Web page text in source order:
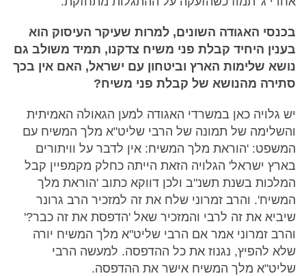
בכנסי האגודה השונים, למרות שעיקר העיסוק הוא
בענין היחיד קבלת פני משיח צדקנו, תמיד משולב גם
נושא שלימות הארץ וביטחון עם ישראל, האם אין בכך
סתירה מהנושא של קבלת פני משיח?
יש גלויה כאן במשרדי האגודה למען הגאולה האמיתית
והשלימה של תמונה של הרבי שליט"א מלך המשיח עם
המשפט: 'הוראת מלך המשיח: אין לדבר על וויתורים
בארץ ישראל' הגלויה הזאת הייתה כחלק מקמפיין קבל
המלכות בשנת תשנ"ב ולכן דווקא כתוב 'הוראת מלך
המשיח'. והרב זמרוני שלח את זה למזכיר הרב גרונר
שיביא את זה לרבי והמזכיר שאל 'הדפסת את זה כבר?'
והרב זמרוני אמר אם הרבי שליט"א מלך המשיח יורה
שלא להפיץ, נגנוז את כל ההדפסה. למעשה הרבי
שליט"א מלך המשיח אישר את ההדפסה.